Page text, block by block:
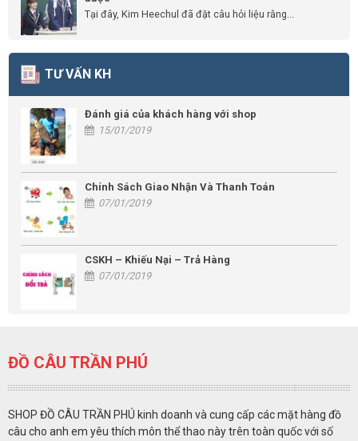
Tại đây, Kim Heechul đã đặt câu hỏi liệu rằng...
TƯ VẤN KH
Đánh giá của khách hàng với shop
15/01/2019
Chính Sách Giao Nhận Và Thanh Toán
07/01/2019
CSKH – Khiếu Nại – Trả Hàng
07/01/2019
ĐỒ CÂU TRẦN PHÚ
SHOP ĐỒ CÂU TRẦN PHÚ kinh doanh và cung cấp các mặt hàng đồ
câu cho anh em yêu thích môn thể thao này trên toàn quốc với số